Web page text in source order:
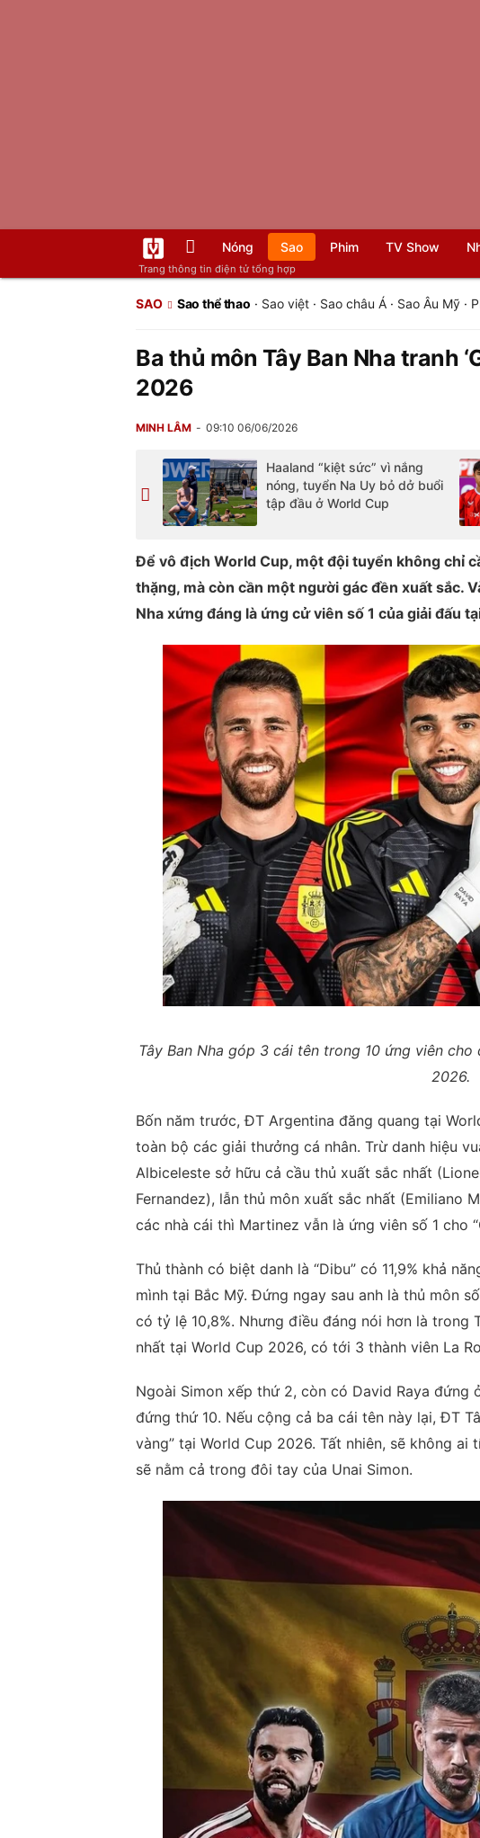
Trang thông tin điện tử tổng hợp
Nóng Sao Phim TV Show
SAO Sao thể thao · Sao việt · Sao châu Á · Sao Âu Mỹ ·
Ba thủ môn Tây Ban Nha tranh
2026
MINH LÂM 09:10 06/06/2026
Haaland “kiệt sức” vì nắng
nóng, tuyển Na Uy bỏ dở buổi
tập đầu ở World Cup
Để vô địch World Cup, một đội tuyển không chỉ
thặng, mà còn cần một người gác đền xuất sắc.
Nha xứng đáng là ứng cử viên số 1 của giải đấu
Tây Ban Nha góp 3 cái tên trong 10 ứng viên cho
2026.
Bốn năm trước, ĐT Argentina đăng quang tại
toàn bộ các giải thưởng cá nhân. Trừ danh hiệu
Albiceleste sở hữu cả cầu thủ xuất sắc nhất
Fernandez), lẫn thủ môn xuất sắc nhất (Emiliano
các nhà cái thì Martinez vẫn là ứng viên số 1 cho
Thủ thành có biệt danh là “Dibu” có 11,9% khả
mình tại Bắc Mỹ. Đứng ngay sau anh là thủ môn
có tỷ lệ 10,8%. Nhưng điều đáng nói hơn là trong
nhất tại World Cup 2026, có tới 3 thành viên La
Ngoài Simon xếp thứ 2, còn có David Raya đứng
đứng thứ 10. Nếu cộng cả ba cái tên này lại, ĐT
vàng” tại World Cup 2026. Tất nhiên, sẽ không ai
sẽ nằm cả trong đôi tay của Unai Simon.